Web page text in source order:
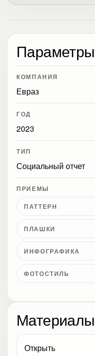
Параметры
КОМПАНИЯ
Евраз
ГОД
2023
ТИП
Социальный отчет
ПРИЕМЫ
ПАТТЕРН
ПЛАШКИ
ИНФОГРАФИКА
ФОТОСТИЛЬ
Материалы
Открыть